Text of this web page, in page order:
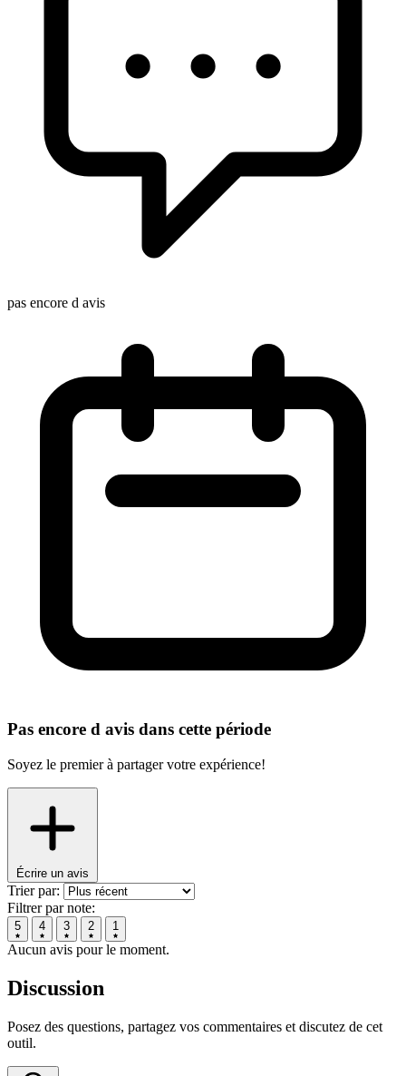
pas encore d avis
Pas encore d avis dans cette période
Soyez le premier à partager votre expérience!
Écrire un avis
Trier par:
Filtrer par note:
5 4 3 2 1
Aucun avis pour le moment.
Discussion
Posez des questions, partagez vos commentaires et discutez de cet
outil.